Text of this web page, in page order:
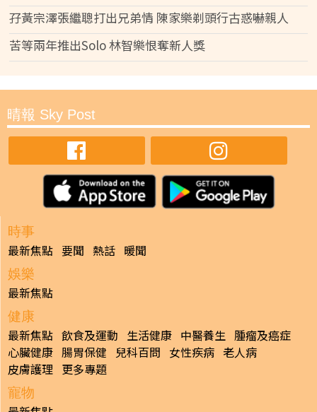
孖黃宗澤張繼聰打出兄弟情 陳家樂剃頭行古惑嚇親人
苦等兩年推出Solo 林智樂恨奪新人獎
晴報 Sky Post
時事
最新焦點 要聞 熱話 暖聞
娛樂
最新焦點
健康
最新焦點 飲食及運動 生活健康 中醫養生 腫瘤及癌症
心臟健康 腸胃保健 兒科百問 女性疾病 老人病
皮膚護理 更多專題
寵物